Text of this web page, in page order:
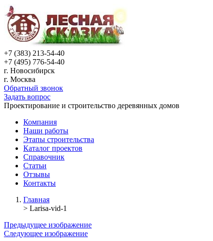
+7 (383) 213-54-40
+7 (495) 776-54-40
г. Новосибирск
г. Москва
Обратный звонок
Задать вопрос
Проектирование и строительство деревянных домов
Компания
Наши работы
Этапы строительства
Каталог проектов
Справочник
Статьи
Отзывы
Контакты
Главная
> Larisa-vid-1
Предыдущее изображение
Следующее изображение